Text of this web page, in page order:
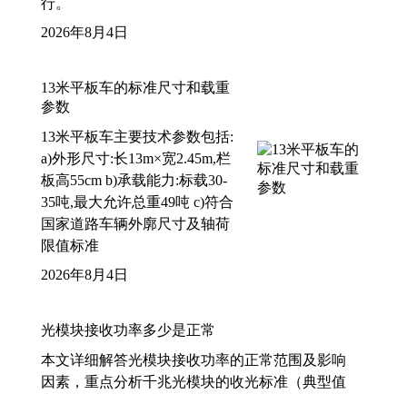
2026年8月4日
13米平板车的标准尺寸和载重
参数
13米平板车主要技术参数包括:
a)外形尺寸:长13m×宽2.45m,栏
板高55cm b)承载能力:标载30-
35吨,最大允许总重49吨 c)符合
国家道路车辆外廓尺寸及轴荷
限值标准
2026年8月4日
光模块接收功率多少是正常
本文详细解答光模块接收功率的正常范围及影响
因素，重点分析千兆光模块的收光标准（典型值